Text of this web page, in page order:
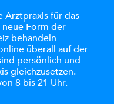
für das
Form der
behandeln
überall auf der
persönlich und
gleichzusetzen.
8 bis 21 Uhr.